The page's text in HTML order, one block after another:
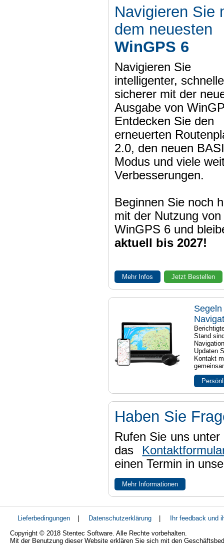
Navigieren Sie
dem neuesten
WinGPS 6
Navigieren Sie
intelligenter,
sicherer mit der
Ausgabe von
Entdecken Sie den
erneuerten
2.0, den neuen
Modus und viele
Verbesserungen.
Beginnen Sie noch
mit der Nutzung von
WinGPS 6 und
aktuell bis 2027!
Mehr Infos Jetzt Bestellen
Stand
Updaten
Kontakt
Haben Sie
Rufen Sie uns
das
einen Termin in
Mehr Informationen
Lieferbedingungen | Datenschutzerklärung |
Ihr feedback und
Copyright © 2018 Stentec Software. Alle Rechte vorbehalten.
Mit der Benutzung dieser Website erklären Sie sich mit den